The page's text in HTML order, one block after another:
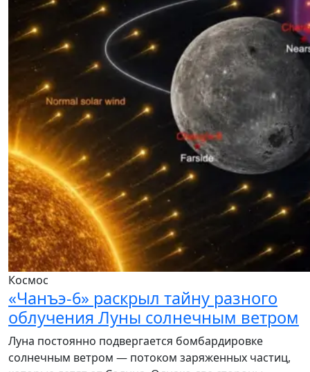
Космос
«Чанъэ-6» раскрыл тайну разного
облучения Луны солнечным ветром
Луна постоянно подвергается бомбардировке
солнечным ветром — потоком заряженных частиц,